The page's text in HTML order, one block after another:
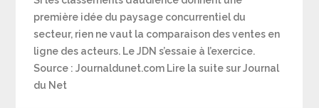
première idée du paysage concurrentiel du
secteur, rien ne vaut la comparaison des ventes en
ligne des acteurs. Le JDN s’essaie à l’exercice.
Source : Journaldunet.com Lire la suite sur Journal
du Net